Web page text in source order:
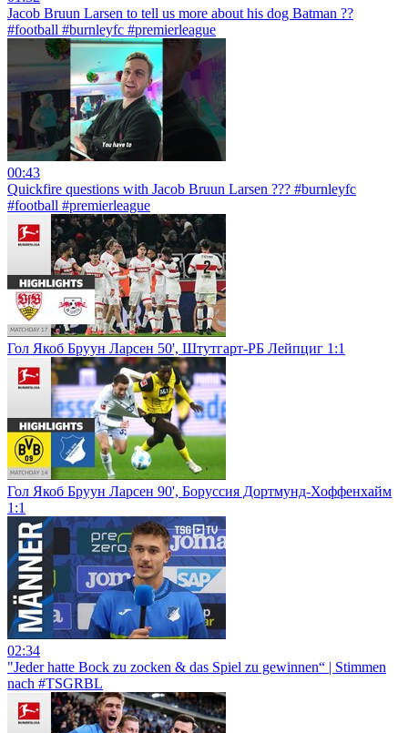
Jacob Bruun Larsen to tell us more about his dog Batman ??
#football #burnleyfc #premierleague
00:43
Quickfire questions with Jacob Bruun Larsen ??? #burnleyfc
#football #premierleague
Гол Якоб Бруун Ларсен 50', Штутгарт-РБ Лейпциг 1:1
Гол Якоб Бруун Ларсен 90', Боруссия Дортмунд-Хоффенхайм
1:1
02:34
"Jeder hatte Bock zu zocken & das Spiel zu gewinnen“ | Stimmen
nach #TSGRBL